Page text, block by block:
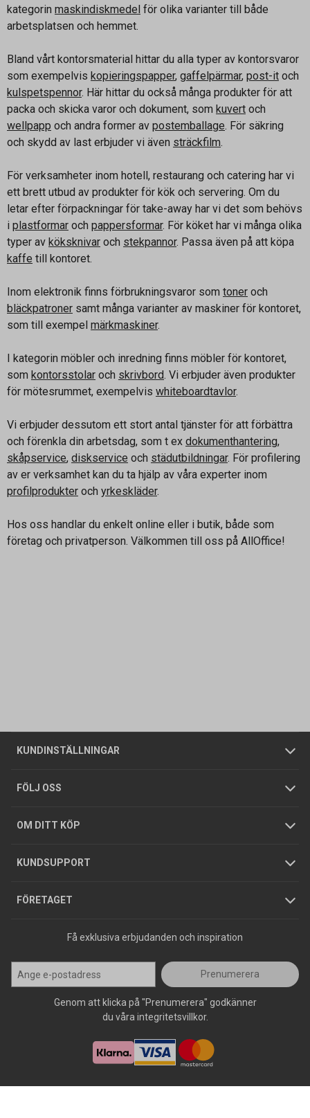
kategorin maskindiskmedel för olika varianter till både
arbetsplatsen och hemmet.
Bland vårt kontorsmaterial hittar du alla typer av kontorsvaror
som exempelvis kopieringspapper, gaffelpärmar, post-it och
kulspetspennor. Här hittar du också många produkter för att
packa och skicka varor och dokument, som kuvert och
wellpapp och andra former av postemballage . För säkring
och skydd av last erbjuder vi även sträckfilm
För verksamheter inom hotell, restaurang och catering har vi
ett brett utbud av produkter för kök och servering. Om du
letar efter förpackningar för take-away har vi det som behövs
i plastformar och pappersformar. För köket har vi många olika
typer av köksknivar och stekpannor. Passa även på att köpa
kaffe till kontoret.
Inom elektronik finns förbrukningsvaror som toner och
bläckpatroner samt många varianter av maskiner för kontoret,
som till exempel märkmaskiner.
I kategorin möbler och inredning finns möbler för kontoret,
som kontorsstolar och skrivbord . Vi erbjuder även produkter
för mötesrummet, exempelvis whiteboardtavlor.
Vi erbjuder dessutom ett stort antal tjänster för att förbättra
och förenkla din arbetsdag, som t ex dokumenthantering,
skåpservice, diskservice och städutbildningar. För profilering
av er verksamhet kan du ta hjälp av våra experter inom
profilprodukter och yrkeskläder.
Hos oss handlar du enkelt online eller i butik, både som
företag och privatperson. Välkommen till oss på AllOffice!
KUNDINSTÄLLNINGAR
Företagskund / Privatkund
FÖLJ OSS
OM DITT KÖP
Allmänna försäljningsvillkor
Integritetspolicy
GDPR
KUNDSUPPORT
Butiker
Foldrar och kataloger
Köpguider
Varumärken
FÖRETAGET
Om oss
Tjänster
Hållbarhet
Jobba hos oss
Press
Få exklusiva erbjudanden och inspiration
Prenumerera
Genom att klicka på "Prenumerera" godkänner
du våra integritetsvillkor.